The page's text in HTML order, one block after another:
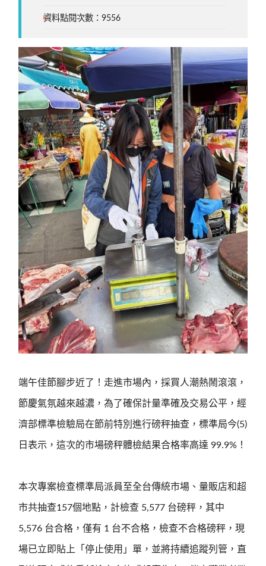
資料點閱次數：9556
端午佳節腳步近了！走進市場內，採買人潮熱鬧滾滾，
節慶氣氛越來越濃，為了確保計量準確及交易公平，經
濟部標準檢驗局在節前特別進行磅秤抽查，標準局今(5)
日表示，這次的市場磅秤體檢結果合格率高達 99.9%！
本次專案檢查標準局派員至全台傳統市場、量販店和超
市共抽查157個地點，計檢查 5,577 台磅秤，其中
5,576 台合格，僅有 1 台不合格，檢查不合格磅秤，現
場已立即貼上「停止使用」單，並將持續追蹤列管，直